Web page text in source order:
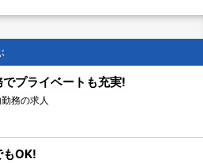
プライベートも充実!
務の求人
もOK!